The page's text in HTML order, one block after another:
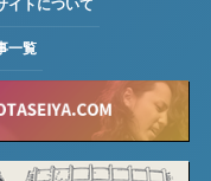
イトについて
一覧